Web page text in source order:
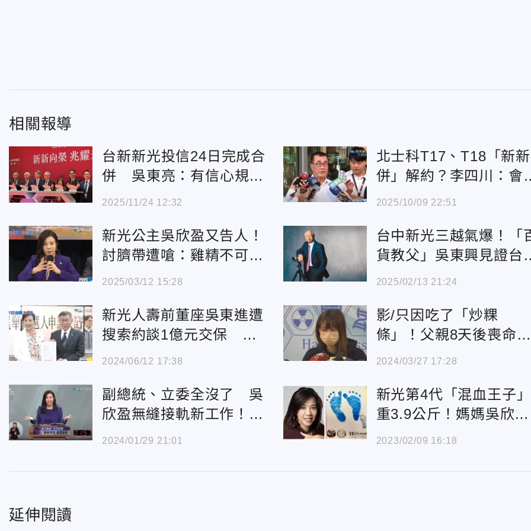
相關報導
台新新光投信24日完成合
併 吳東亮：有信心規模
躋身兆元級
2025/11/24 12:32
北士科T17、T18「新新
併」解約？李四川：會
告、土地假扣押
2025/10/09 22:51
新光公主吳欣盈又告人！
討臍帶遭嗆：雞精不可能
變回雞
2025/03/12 15:28
台中新光三越氣爆！「
貨教父」吳東興見證台
百貨發展史
2025/02/13 21:24
新光人壽前董座吳東進遭
搜索約談1億元交保 柯
文哲急撇清：1年以上沒
2024/06/12 17:38
影/只因吃了「炒粿
條」！父親8天後喪命
愛女痛哭要提告：吃一次
2024/03/27 17:28
副總統、立委全沒了 吳
欣盈無縫接軌新工作！2/
1回任新光人壽慈善基金
2024/01/29 21:01
新光第4代「混血王子」
重3.9公斤！媽媽吳欣盈
曝富貴腳紋
2023/02/09 16:18
延伸閱讀